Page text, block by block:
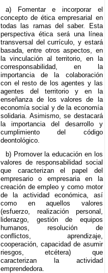
a) Fomentar e incorporar el
concepto de ética empresarial en
todas las ramas del saber. Esta
perspectiva ética será una línea
transversal del currículo, y estará
basada, entre otros aspectos, en
la vinculación al territorio, en la
corresponsabilidad, en la
importancia de la colaboración
con el resto de los agentes y las
agentes del territorio y en la
enseñanza de los valores de la
economía social y de la economía
solidaria. Asimismo, se destacará
la importancia del desarrollo y
cumplimiento del código
deontológico.
b) Promover la educación en los
valores de responsabilidad social
que caracterizan el papel del
empresario o empresaria en la
creación de empleo y como motor
de la actividad económica, así
como en aquellos valores
(esfuerzo, realización personal,
liderazgo, gestión de equipos
humanos, resolución de
conflictos, aprendizaje,
cooperación, capacidad de asumir
riesgos, etcétera) que
caracterizan la actividad
emprendedora.